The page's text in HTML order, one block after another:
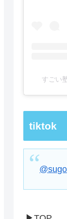
すごい
tiktok